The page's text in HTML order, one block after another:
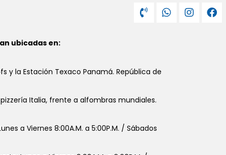
ubicadas en:
y la Estación Texaco Panamá. República de
Italia, frente a alfombras mundiales.
a Viernes 8:00A.M. a 5:00P.M. / Sábados